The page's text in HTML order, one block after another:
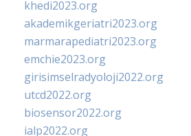
khedi2023.org
akademikgeriatri2023.org
marmarapediatri2023.org
emchie2023.org
girisimselradyoloji2022.org
utcd2022.org
biosensor2022.org
ialp2022.org